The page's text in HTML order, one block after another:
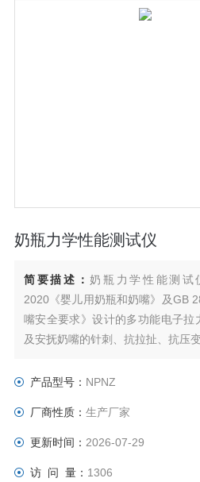
奶瓶力学性能测试仪
简要描述：奶瓶力学性能测试
2020《婴儿用奶瓶和奶嘴》及GB
嘴安全要求》设计的多功能电子
及安抚奶嘴的针刺、抗拉扯、抗压
产品型号： NPNZ
厂商性质： 生产厂家
更新时间： 2026-07-29
访 问 量： 1306